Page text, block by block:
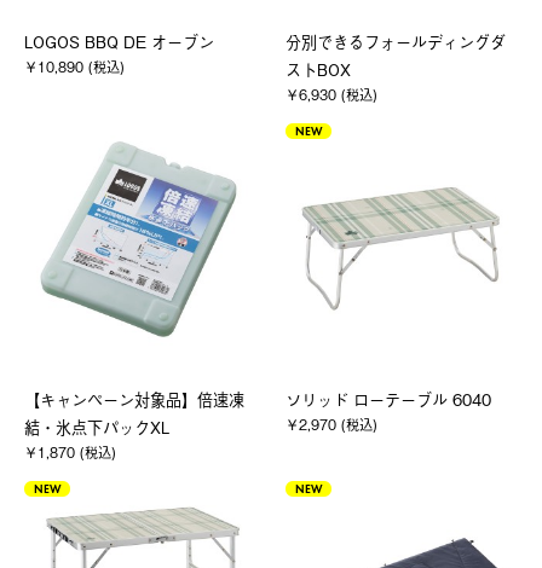
LOGOS BBQ DE オーブン
￥10,890 (税込)
分別できるフォールディングダ
ストBOX
￥6,930 (税込)
【キャンペーン対象品】倍速凍
結・氷点下パックXL
￥1,870 (税込)
NEW
ソリッド ローテーブル 6040
￥2,970 (税込)
NEW NEW